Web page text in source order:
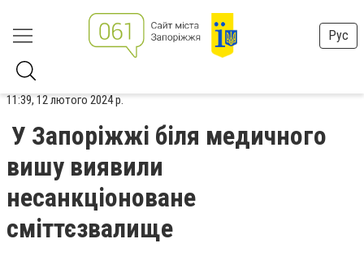
Рус
11:39, 12 лютого 2024 р.
У Запоріжжі біля медичного
вишу виявили
несанкціоноване
сміттєзвалище